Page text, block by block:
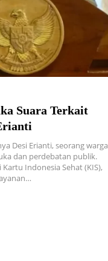
Suara Terkait
Desi Erianti, seorang warga
dan perdebatan publik.
Indonesia Sehat (KIS),